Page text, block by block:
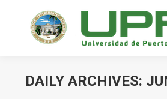
DAILY ARCHIVES: